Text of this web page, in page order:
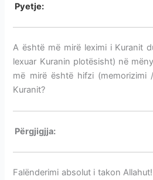
Pyetje:
A është më mirë leximi i Kuranit
lexuar Kuranin plotësisht) në
më mirë është hifzi (memorizimi
Kuranit?
Përgjigjja:
Falënderimi absolut i takon